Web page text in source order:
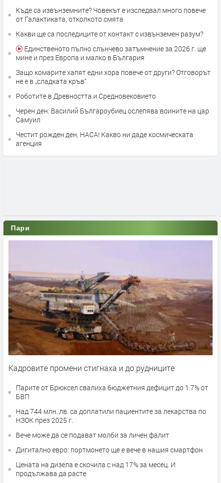
Къде са извънземните? Човекът е изследвал много повече
от Галактиката, отколкото смята
Какви ще са последиците от контакт с извънземен разум?
Единственото пълно слънчево затъмнение за 2026 г. ще
мине и през Европа и малко в България
Защо комарите хапят едни хора повече от други? Отговорът
не е в „сладката кръв“
Роботите в Древността и Средновековието
Черен ден: Василий Българоубиец ослепява воините на цар
Самуил
Честит рожден ден, НАСА! Какво ни даде космическата
агенция
Пари
Кадровите промени стигнаха и до рудниците
Парите от Брюксел свалиха бюджетния дефицит до 1.7% от
БВП
Над 744 млн. лв. са доплатили пациентите за лекарства по
НЗОК през 2025 г.
Вече може да се подават молби за личен фалит
Дигитално евро: портмонето ще е вече в нашия смартфон
Цената на дизела е скочила с над 17% за месец. И
продължава да расте